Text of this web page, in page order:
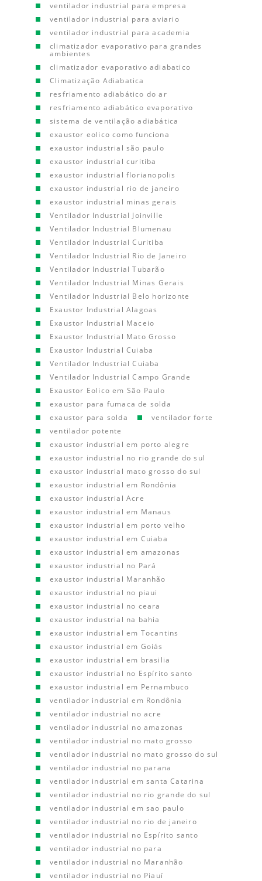
ventilador industrial para empresa
ventilador industrial para aviario
ventilador industrial para academia
climatizador evaporativo para grandes
ambientes
climatizador evaporativo adiabatico
Climatização Adiabatica
resfriamento adiabático do ar
resfriamento adiabático evaporativo
sistema de ventilação adiabática
exaustor eolico como funciona
exaustor industrial são paulo
exaustor industrial curitiba
exaustor industrial florianopolis
exaustor industrial rio de janeiro
exaustor industrial minas gerais
Ventilador Industrial Joinville
Ventilador Industrial Blumenau
Ventilador Industrial Curitiba
Ventilador Industrial Rio de Janeiro
Ventilador Industrial Tubarão
Ventilador Industrial Minas Gerais
Ventilador Industrial Belo horizonte
Exaustor Industrial Alagoas
Exaustor Industrial Maceio
Exaustor Industrial Mato Grosso
Exaustor Industrial Cuiaba
Ventilador Industrial Cuiaba
Ventilador Industrial Campo Grande
Exaustor Eolico em São Paulo
exaustor para fumaca de solda
exaustor para solda
ventilador forte
ventilador potente
exaustor industrial em porto alegre
exaustor industrial no rio grande do sul
exaustor industrial mato grosso do sul
exaustor industrial em Rondônia
exaustor industrial Acre
exaustor industrial em Manaus
exaustor industrial em porto velho
exaustor industrial em Cuiaba
exaustor industrial em amazonas
exaustor industrial no Pará
exaustor industrial Maranhão
exaustor industrial no piaui
exaustor industrial no ceara
exaustor industrial na bahia
exaustor industrial em Tocantins
exaustor industrial em Goiás
exaustor industrial em brasilia
exaustor industrial no Espírito santo
exaustor industrial em Pernambuco
ventilador industrial em Rondônia
ventilador industrial no acre
ventilador industrial no amazonas
ventilador industrial no mato grosso
ventilador industrial no mato grosso do sul
ventilador industrial no parana
ventilador industrial em santa Catarina
ventilador industrial no rio grande do sul
ventilador industrial em sao paulo
ventilador industrial no rio de janeiro
ventilador industrial no Espírito santo
ventilador industrial no para
ventilador industrial no Maranhão
ventilador industrial no Piauí